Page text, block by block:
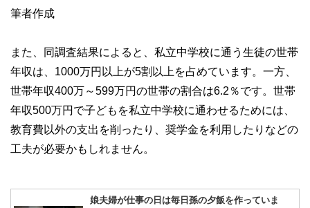
筆者作成
また、同調査結果によると、私立中学校に通う生徒の世帯
年収は、1000万円以上が5割以上を占めています。一方、
世帯年収400万～599万円の世帯の割合は6.2％です。世帯
年収500万円で子どもを私立中学校に通わせるためには、
教育費以外の支出を削ったり、奨学金を利用したりなどの
工夫が必要かもしれません。
娘夫婦が仕事の日は毎日孫の夕飯を作っていま